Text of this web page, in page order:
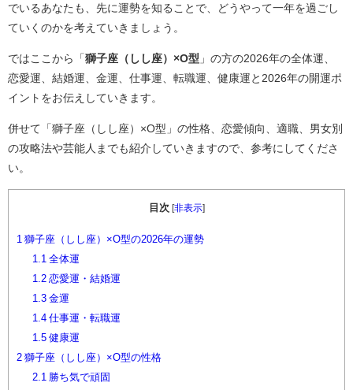
でいるあなたも、先に運勢を知ることで、どうやって一年を過ごし
ていくのかを考えていきましょう。
ではここから「 獅子座（しし座）×O型 」の方の2026年の全体運、
恋愛運、結婚運、金運、仕事運、転職運、健康運と2026年の開運ポ
イントをお伝えしていきます。
併せて「獅子座（しし座）×O型」の性格、恋愛傾向、適職、男女別
の攻略法や芸能人までも紹介していきますので、参考にしてくださ
い。
目次 非表示]
1 獅子座（しし座）×O型の2026年の運勢
1.1 全体運
1.2恋愛運・結婚運
1.3金運
1.4仕事運・転職運
1.5健康運
2 獅子座（しし座）×O型の性格
2.1
勝ち気で頑固